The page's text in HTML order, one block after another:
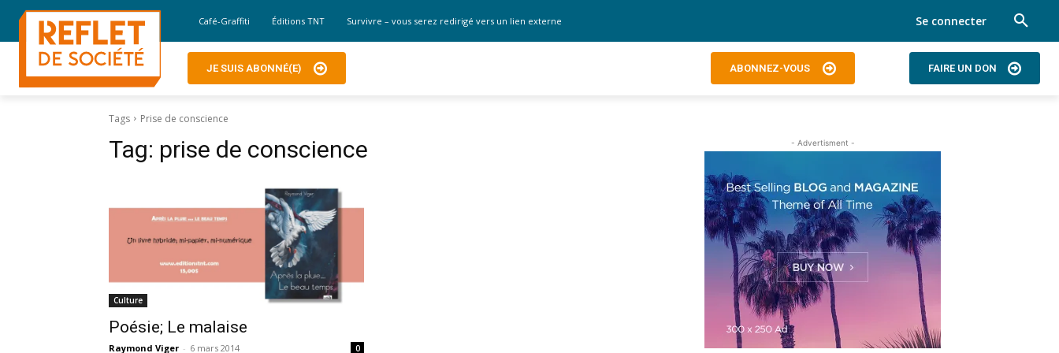
Café-Graffiti Éditions TNT Survivre – vous serez redirigé vers un lien externe Se connecter
JE SUIS ABONNÉ(E) ABONNEZ-VOUS FAIRE UN DON
Tags Prise de conscience
Tag: prise de conscience
Culture
Poésie; Le malaise
Raymond Viger - 6 mars 2014 0
- Advertisment -